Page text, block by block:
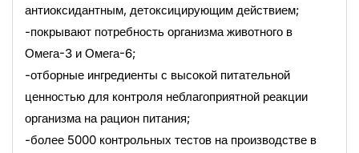
антиоксидантным, детоксицирующим действием;
-покрывают потребность организма животного в
Омега-3 и Омега-6;
-отборные ингредиенты с высокой питательной
ценностью для контроля неблагоприятной реакции
организма на рацион питания;
-более 5000 контрольных тестов на производстве в